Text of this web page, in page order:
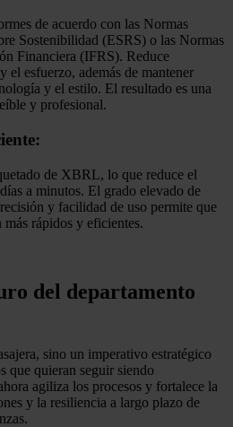
de acuerdo con las Normas
Sostenibilidad (ESRS) o las Normas
Financiera (IFRS). Reduce
el esfuerzo, además de mantener
y el estilo. El resultado es una
y profesional.
de XBRL, lo que reduce el
a minutos. El grado elevado de
y facilidad de uso permite que
rápidos y eficientes.
del departamento
sino un imperativo estratégico
que quieran seguir siendo
agiliza los procesos y fortalece la
y la resiliencia a largo plazo de